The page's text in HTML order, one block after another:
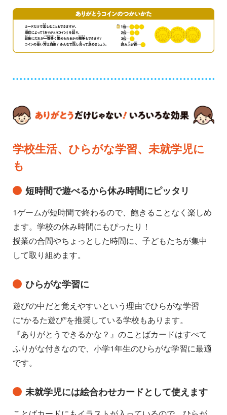
学校生活、ひらがな学習、未就学児に
も
短時間で遊べるから休み時間にピッタリ
1ゲームが短時間で終わるので、飽きることなく楽しめ
ます。学校の休み時間にもぴったり！
授業の合間やちょっとした時間に、子どもたちが集中
して取り組めます。
ひらがな学習に
遊びの中だと覚えやすいという理由でひらがな学習
に“かるた遊び”を推奨している学校もあります。
『ありがとうできるかな？』のことばカードはすべて
ふりがな付きなので、小学1年生のひらがな学習に最適
です。
未就学児には絵合わせカードとして使えます